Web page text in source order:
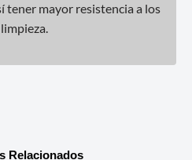
tener mayor resistencia a los
Relacionados